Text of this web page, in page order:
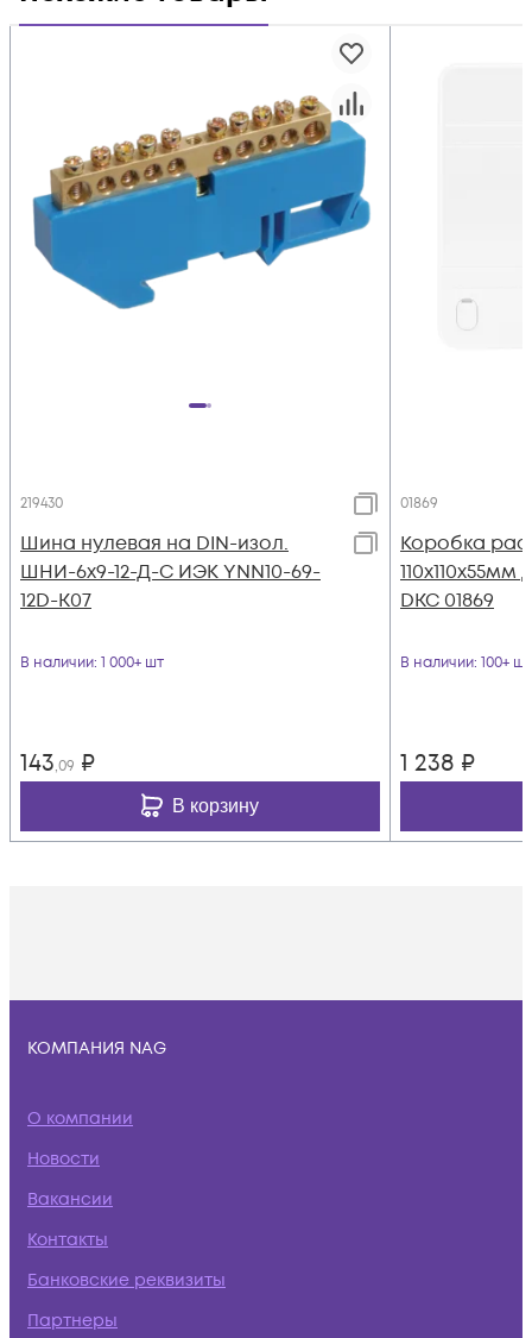
219430
Шина нулевая на DIN-изол.
ШНИ-6х9-12-Д-С ИЭК YNN10-69-
12D-K07
В наличии: 1 000+ шт
143,09 ₽
В корзину
01869
Коробка
DKC 01869
В наличии: 100+ шт
1 238 ₽
КОМПАНИЯ NAG
О компании
Новости
Вакансии
Контакты
Банковские реквизиты
Партнеры